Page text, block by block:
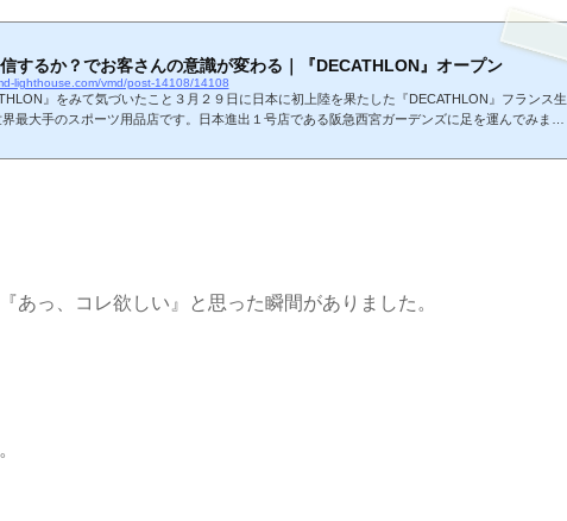
するか？でお客さんの意識が変わる｜『DECATHLON』オープン
lighthouse.com/vmd/post-14108/14108
』をみて気づいたこと３月２９日に日本に初上陸を果たした『DECATHLON』フランス生
界最大手のスポーツ用品店です。日本進出１号店である阪急西宮ガーデンズに足を運んでみまし
を入れる袋）は有料、といった内容です。見るとお買い上げになった人たちはブルーに白文字
あっ、コレ欲しい』と思った瞬間がありました。